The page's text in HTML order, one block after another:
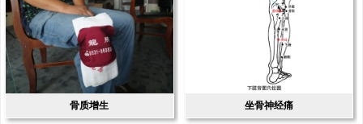
骨质增生 坐骨神经痛